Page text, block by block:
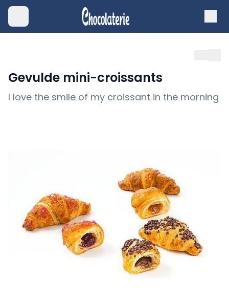
Gevulde mini-croissants
I love the smile of my croissant in the morning